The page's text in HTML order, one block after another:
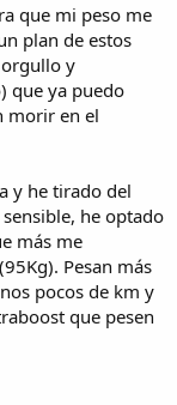
que mi peso me
plan de estos
y
que ya puedo
morir en el
y he tirado del
he optado
más me
Pesan más
pocos de km y
que pesen